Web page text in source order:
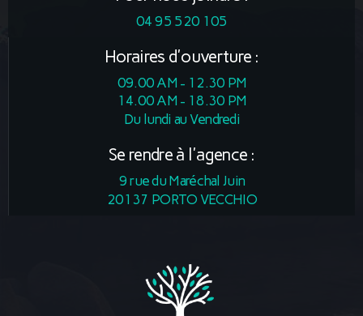
04 95 520 105
Horaires d'ouverture :
09.00 AM - 12.30 PM
14.00 AM - 18.30 PM
Du lundi au Vendredi
Se rendre à l'agence :
9 rue du Maréchal Juin
20137 PORTO VECCHIO